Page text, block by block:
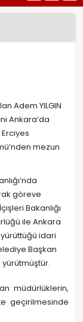
Adem YILGIN
Ankara’da
Erciyes
mezun
göreve
Bakanlığı
ile Ankara
idari
Başkan
yürütmüştür.
müdürlüklerin,
geçirilmesinde